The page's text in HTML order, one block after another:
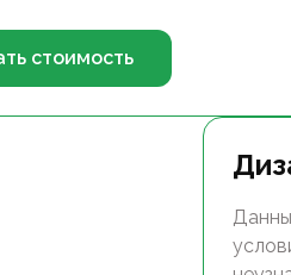
стоимость